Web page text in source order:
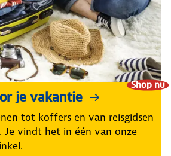
Shop nu
je vakantie
tot koffers en van reisgidsen
Je vindt het in één van onze